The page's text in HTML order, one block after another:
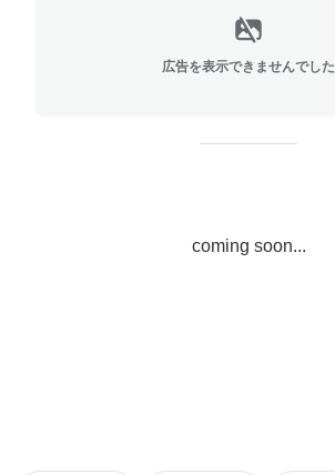
広告を表示できませんでした
coming soon...